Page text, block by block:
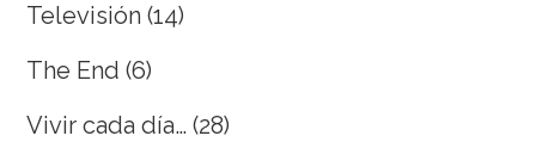
Televisión (14)
The End (6)
Vivir cada día… (28)